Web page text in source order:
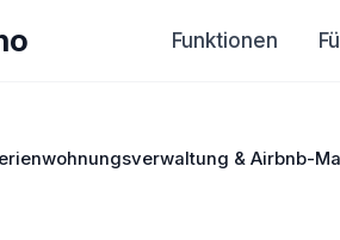
Funktionen
& Airbnb-